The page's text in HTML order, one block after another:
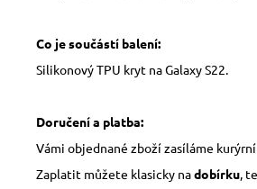
Co je součástí balení:
Silikonový TPU kryt na Galaxy S22.
Doručení a platba:
Vámi objednané zboží zasíláme
Zaplatit můžete klasicky nadobírku,